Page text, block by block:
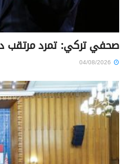
صحفي تركي: تمرد مرتقب